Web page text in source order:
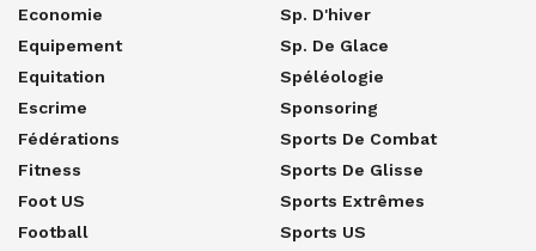
Economie
Equipement
Equitation
Escrime
Fédérations
Fitness
Foot US
Football
Sp. D'hiver
Sp. De Glace
Spéléologie
Sponsoring
Sports De Combat
Sports De Glisse
Sports Extrêmes
Sports US